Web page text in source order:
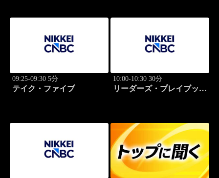
09:25-09:30 5分
テイク・ファイブ
10:00-10:30 30分
リーダーズ・プレイブック